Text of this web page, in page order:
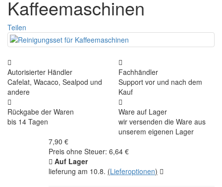
Kaffeemaschinen
Teilen
Autorisierter Händler
Cafelat, Wacaco, Sealpod und
andere
Fachhändler
Support vor und nach dem
Kauf
Rückgabe der Waren
bis 14 Tagen
Ware auf Lager
wir versenden die Ware aus
unserem eigenen Lager
7,90 €
Preis ohne Steuer: 6,64 €
Auf Lager
lieferung am 10.8. (Lieferoptionen)